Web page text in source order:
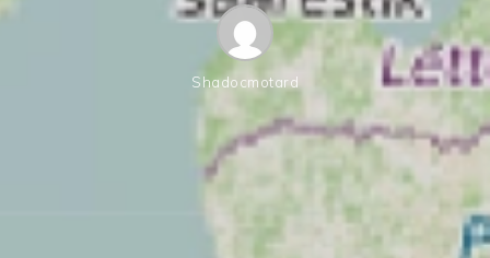
Shadocmotard